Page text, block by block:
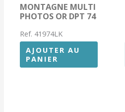
MONTAGNE MULTI
PHOTOS OR DPT 74
Ref. 41974LK
AJOUTER AU
PANIER